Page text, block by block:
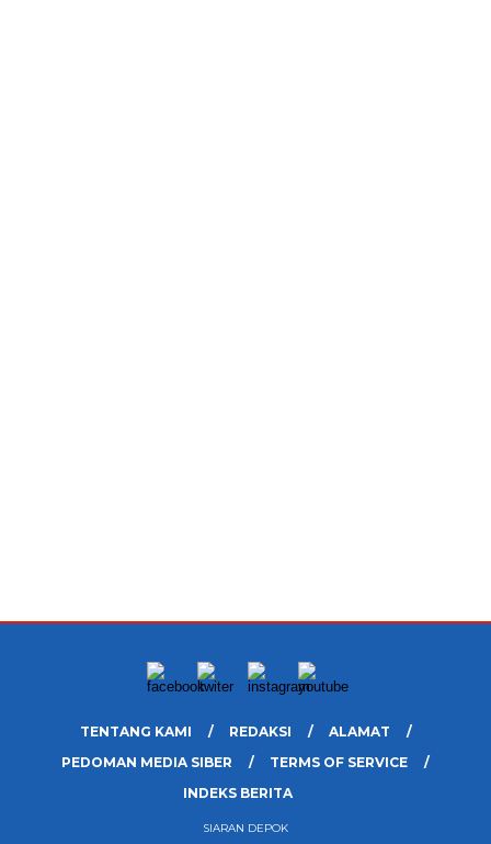
TENTANG KAMI REDAKSI
ALAMAT
PEDOMAN MEDIA SIBER
TERMS OF SERVICE
INDEKS BERITA
SIARAN DEPOK